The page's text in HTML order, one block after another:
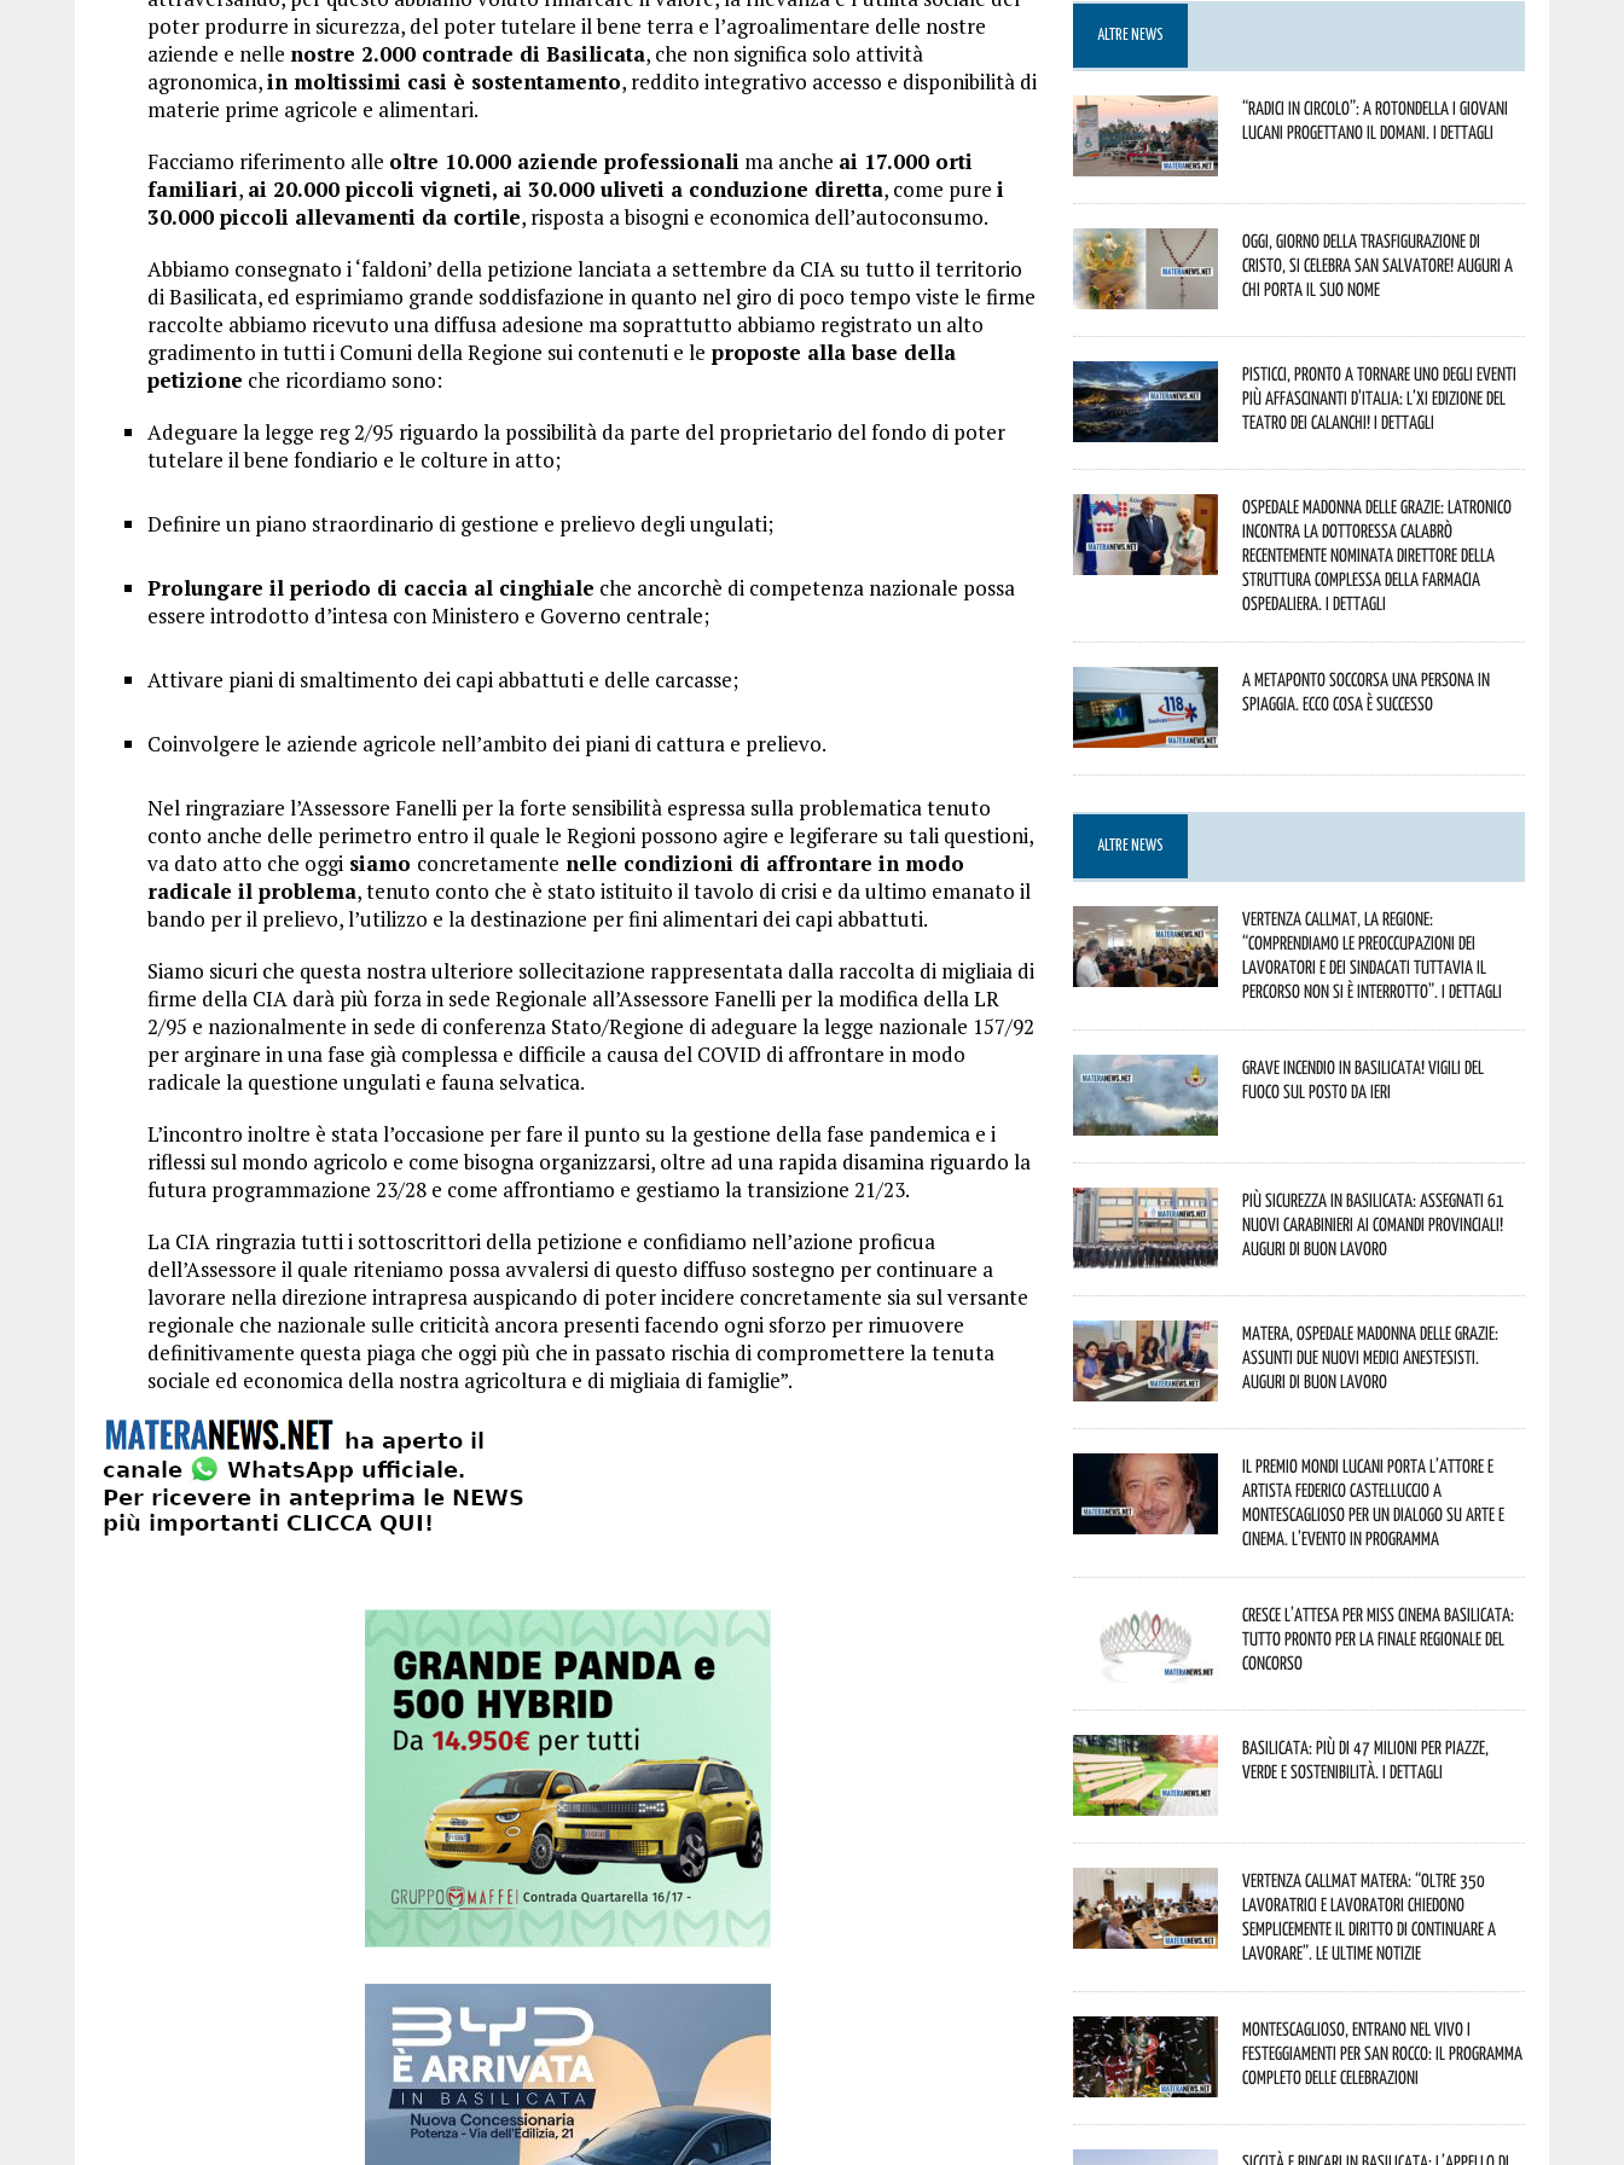
poter produrre in sicurezza, del poter tutelare il bene terra e l’agroalimentare delle nostre
aziende e nelle nostre 2.000 contrade di Basilicata, che non significa solo attività
agronomica,in moltissimi casi è sostentamento, reddito integrativo accesso e disponibilità di
materie prime agricole e alimentari.
Facciamo riferimento alle oltre 10.000 aziende professionali ma anche ai 17.000 orti
familiari, ai 20.000 piccoli vigneti, ai 30.000 uliveti a conduzione diretta, come pure i
30.000 piccoli allevamenti da cortile, risposta a bisogni e economica dell’autoconsumo.
Abbiamo consegnato i ‘faldoni’ della petizione lanciata a settembre da CIA su tutto il territorio
di Basilicata, ed esprimiamo grande soddisfazione in quanto nel giro di poco tempo viste le firme
raccolte abbiamo ricevuto una diffusa adesione ma soprattutto abbiamo registrato un alto
gradimento in tutti i Comuni della Regione sui contenuti e le proposte alla base della
petizione che ricordiamo sono:
Adeguare la legge reg 2/95 riguardo la possibilità da parte del proprietario del fondo di poter
tutelare il bene fondiario e le colture in atto;
Definire un piano straordinario di gestione e prelievo degli ungulati;
Prolungare il periodo di caccia al cinghiale che ancorchè di competenza nazionale possa
essere introdotto d’intesa con Ministero e Governo centrale;
Attivare piani di smaltimento dei capi abbattuti e delle carcasse;
Coinvolgere le aziende agricole nell’ambito dei piani di cattura e prelievo.
Nel ringraziare l’Assessore Fanelli per la forte sensibilità espressa sulla problematica tenuto
conto anche delle perimetro entro il quale le Regioni possono agire e legiferare su tali questioni,
va dato atto che oggi siamo concretamente nelle condizioni di affrontare in modo
radicale il problema, tenuto conto che è stato istituito il tavolo di crisi e da ultimo emanato il
bando per il prelievo, l’utilizzo e la destinazione per fini alimentari dei capi abbattuti.
Siamo sicuri che questa nostra ulteriore sollecitazione rappresentata dalla raccolta di migliaia di
firme della CIA darà più forza in sede Regionale all’Assessore Fanelli per la modifica della LR
2/95 e nazionalmente in sede di conferenza Stato/Regione di adeguare la legge nazionale 157/92
per arginare in una fase già complessa e difficile a causa del COVID di affrontare in modo
radicale la questione ungulati e fauna selvatica.
L’incontro inoltre è stata l’occasione per fare il punto su la gestione della fase pandemica e i
riflessi sul mondo agricolo e come bisogna organizzarsi, oltre ad una rapida disamina riguardo la
futura programmazione 23/28 e come affrontiamo e gestiamo la transizione 21/23.
La CIA ringrazia tutti i sottoscrittori della petizione e confidiamo nell’azione proficua
dell’Assessore il quale riteniamo possa avvalersi di questo diffuso sostegno per continuare a
lavorare nella direzione intrapresa auspicando di poter incidere concretamente sia sul versante
regionale che nazionale sulle criticità ancora presenti facendo ogni sforzo per rimuovere
definitivamente questa piaga che oggi più che in passato rischia di compromettere la tenuta
sociale ed economica della nostra agricoltura e di migliaia di famiglie”.
ALTRE NEWS
“Radici in Circolo”: a Rotondella i giovani
lucani progettano il domani. I dettagli
Oggi, giorno della Trasfigurazione di
Cristo, si celebra San Salvatore! Auguri a
chi porta il suo nome
Pisticci, pronto a tornare uno degli eventi
più affascinanti d’Italia: l’XI edizione del
Teatro dei Calanchi! I dettagli
Ospedale Madonna delle Grazie: Latronico
incontra la dottoressa Calabrò
recentemente nominata Direttore della
Struttura Complessa della Farmacia
Ospedaliera. I dettagli
A Metaponto soccorsa una persona in
spiaggia. Ecco cosa è successo
ALTRE NEWS
Vertenza CallMat, la Regione:
“comprendiamo le preoccupazioni dei
lavoratori e dei sindacati tuttavia il
percorso non si è interrotto”. I dettagli
Grave incendio in Basilicata! Vigili del
fuoco sul posto da ieri
Più sicurezza in Basilicata: assegnati 61
nuovi Carabinieri ai Comandi provinciali!
Auguri di buon lavoro
Matera, Ospedale Madonna delle Grazie:
assunti due nuovi medici anestesisti.
Auguri di buon lavoro
Il Premio Mondi Lucani porta l’attore e
artista Federico Castelluccio a
Montescaglioso per un dialogo su arte e
cinema. L’evento in programma
Cresce l’attesa per Miss Cinema Basilicata:
tutto pronto per la finale regionale del
concorso
Basilicata: più di 47 milioni per piazze,
verde e sostenibilità. I dettagli
Vertenza CallMat Matera: “Oltre 350
lavoratrici e lavoratori chiedono
semplicemente il diritto di continuare a
lavorare”. Le ultime notizie
Montescaglioso, entrano nel vivo i
festeggiamenti per San Rocco: il programma
completo delle celebrazioni